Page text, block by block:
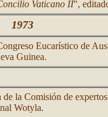
Vaticano II",
1973
Eucarístico de
Guinea.
de la Comisión de
Wotyla.